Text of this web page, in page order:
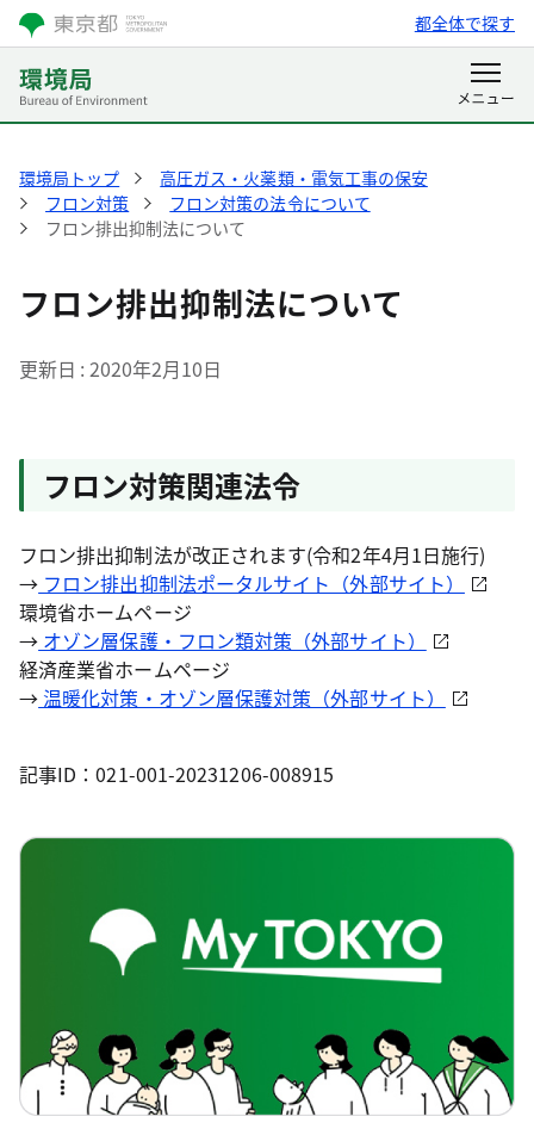
都全体で探す
環境局トップ
高圧ガス・火薬類・電気工事の保安
フロン対策
フロン対策の法令について
フロン排出抑制法について
フロン排出抑制法について
更新日 2020年2月10日
フロン対策関連法令
フロン排出抑制法が改正されます(令和2年4月1日施行)
→ フロン排出抑制法ポータルサイト（外部サイト）
環境省ホームページ
→ オゾン層保護・フロン類対策（外部サイト）
経済産業省ホームページ
→ 温暖化対策・オゾン層保護対策（外部サイト）
記事ID：021-001-20231206-008915